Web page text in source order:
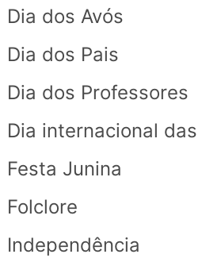
Dia dos Avós
Dia dos Pais
Dia dos Professores
Dia internacional
Festa Junina
Folclore
Independência